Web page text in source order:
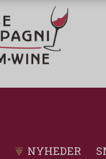
NYHEDER